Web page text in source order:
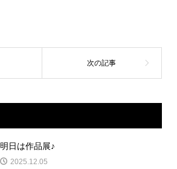
明日は作品展♪
2025.12.05